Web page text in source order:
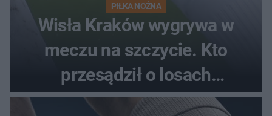
PIŁKA NOŻNA
Wisła Kraków wygrywa w
meczu na szczycie. Kto
przesądził o losach
spotkania?